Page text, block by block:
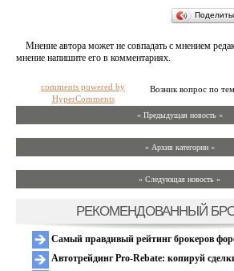
Мнение автора может не совпадать с мнением
мнение напишите его в комментариях.
Возник вопрос по
comments powered by
HyperComments
« Предыдущая новость «
» Архив категории «
» Следующая новость »
РЕКОМЕНДОВАННЫЙ
Самый правдивый рейтинг брокеров
Автотрейдинг Pro-Rebate: копируй